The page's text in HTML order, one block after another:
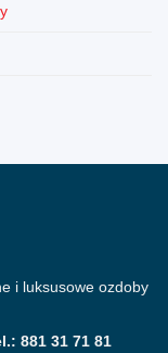
i luksusowe ozdoby
881 31 71 81